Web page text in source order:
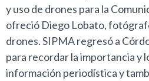
y uso de drones para la
ofreció Diego Lobato,
drones. SIPMA regresó a
para recordar la importancia y
información periodística y